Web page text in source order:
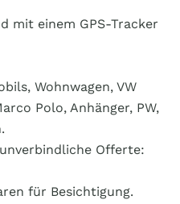
mit einem GPS-Tracker
Wohnwagen, VW
Polo, Anhänger, PW,
Offerte:
für Besichtigung.